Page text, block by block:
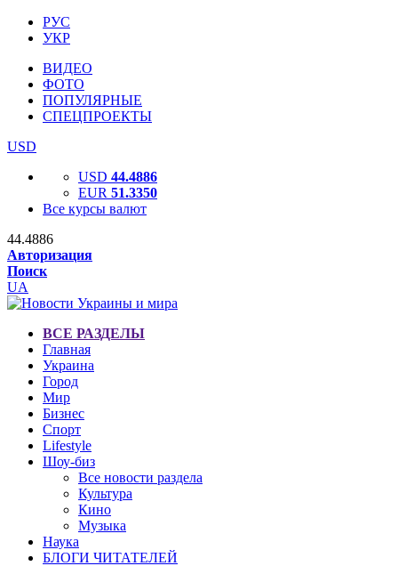
РУС
УКР
ВИДЕО
ФОТО
ПОПУЛЯРНЫЕ
СПЕЦПРОЕКТЫ
USD
USD 44.4886
EUR 51.3350
Все курсы валют
44.4886
Авторизация
Поиск
UA
ВСЕ РАЗДЕЛЫ
Главная
Украина
Город
Мир
Бизнес
Спорт
Lifestyle
Шоу-биз
Все новости раздела
Культура
Кино
Музыка
Наука
БЛОГИ ЧИТАТЕЛЕЙ